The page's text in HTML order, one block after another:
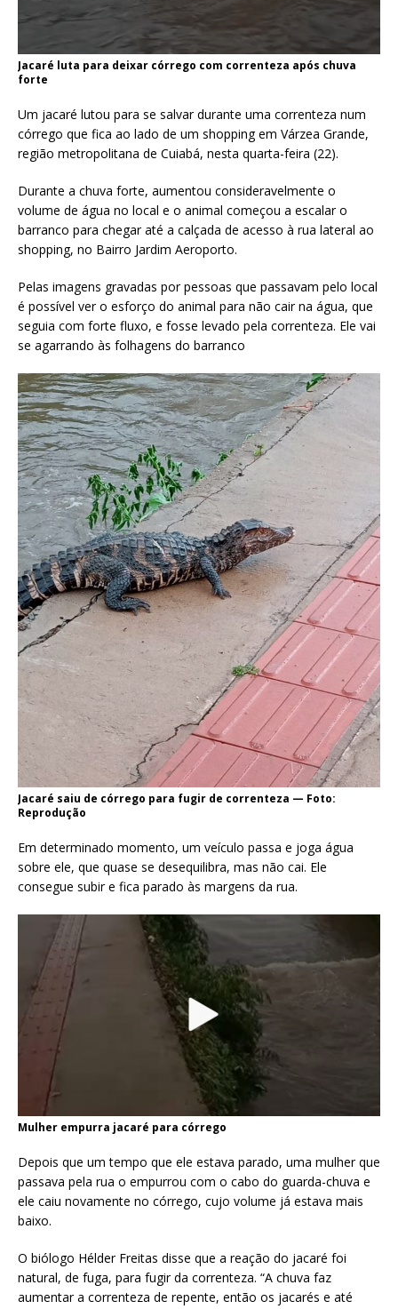
Jacaré luta para deixar córrego com correnteza após chuva
forte
Um jacaré lutou para se salvar durante uma correnteza num
córrego que fica ao lado de um shopping em Várzea Grande,
região metropolitana de Cuiabá, nesta quarta-feira (22).
Durante a chuva forte, aumentou consideravelmente o
volume de água no local e o animal começou a escalar o
barranco para chegar até a calçada de acesso à rua lateral ao
shopping, no Bairro Jardim Aeroporto.
Pelas imagens gravadas por pessoas que passavam pelo local
é possível ver o esforço do animal para não cair na água, que
seguia com forte fluxo, e fosse levado pela correnteza. Ele vai
se agarrando às folhagens do barranco
Jacaré saiu de córrego para fugir de correnteza — Foto:
Reprodução
Em determinado momento, um veículo passa e joga água
sobre ele, que quase se desequilibra, mas não cai. Ele
consegue subir e fica parado às margens da rua.
Mulher empurra jacaré para córrego
Depois que um tempo que ele estava parado, uma mulher que
passava pela rua o empurrou com o cabo do guarda-chuva e
ele caiu novamente no córrego, cujo volume já estava mais
baixo.
O biólogo Hélder Freitas disse que a reação do jacaré foi
natural, de fuga, para fugir da correnteza. “A chuva faz
aumentar a correnteza de repente, então os jacarés e até